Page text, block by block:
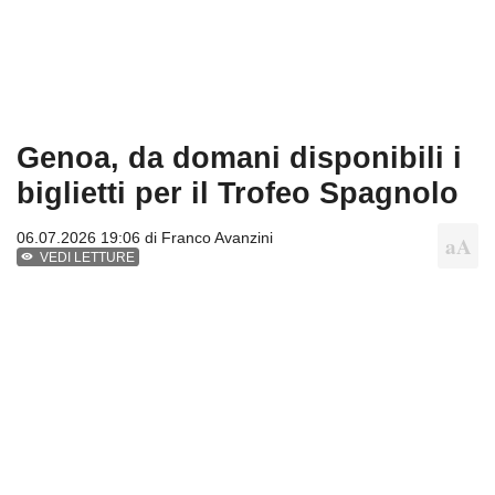
Genoa, da domani disponibili i
biglietti per il Trofeo Spagnolo
06.07.2026 19:06 di Franco Avanzini
VEDI LETTURE